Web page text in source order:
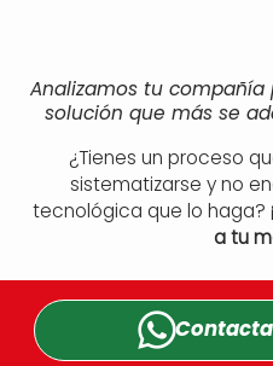
Analizamos tu
solución que más se
¿Tienes un proceso
sistematizarse y no
tecnológica que lo haga?
a tu